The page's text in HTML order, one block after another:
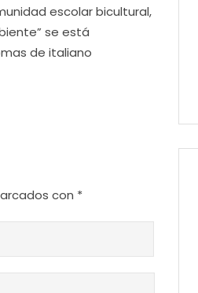
escolar bicultural,
se está
de italiano
con *